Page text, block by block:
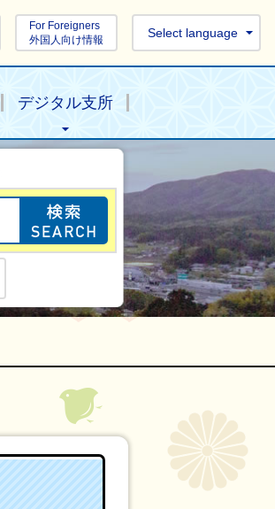
For Foreigners
外国人向け情報
Select language
デジタル支所
目的の情報を探